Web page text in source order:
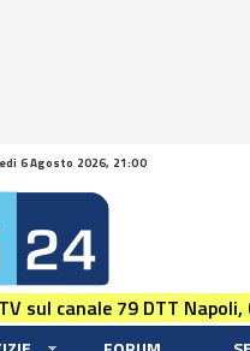
6 Agosto 2026, 21:00
sul canale 79 DTT